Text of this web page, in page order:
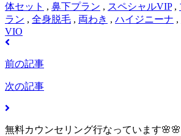
体セット , 鼻下プラン , スペシャルVIP,
ラン , 全身脱毛 , 両わき , ハイジニーナ ,
VIO
前の記事
次の記事
無料カウンセリング行なっています🌸🌸